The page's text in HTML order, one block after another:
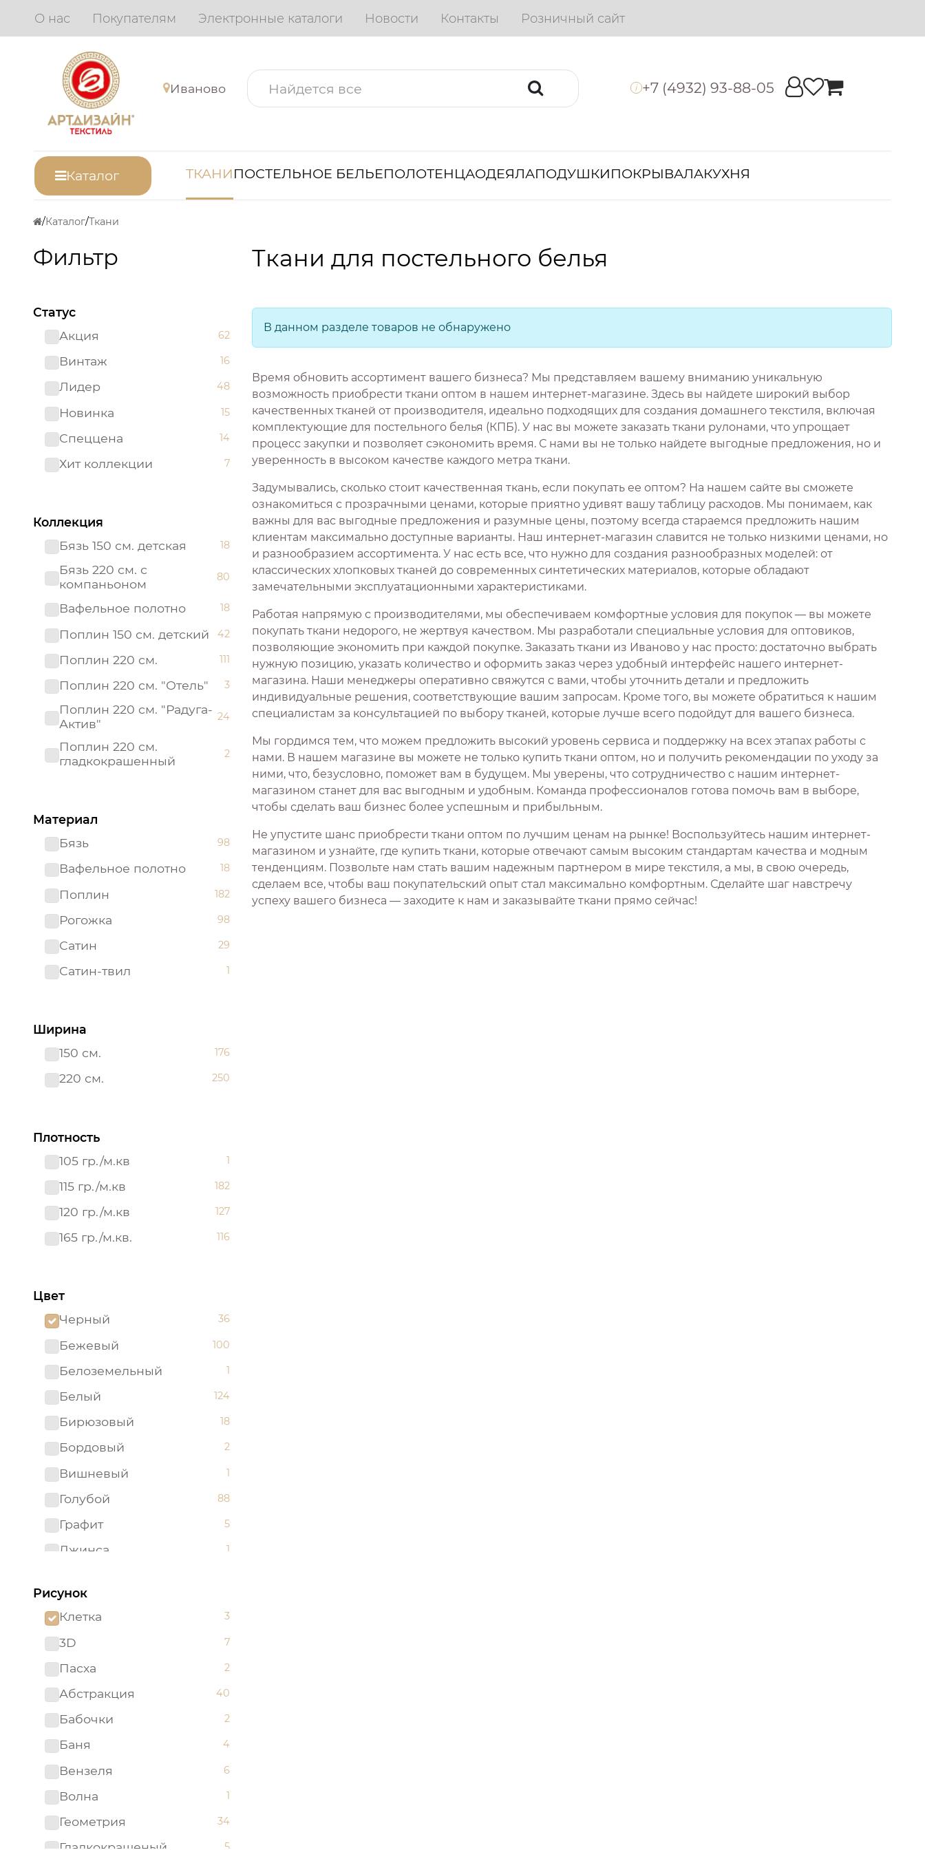
О нас Покупателям Электронные каталоги Новости Контакты Розничный сайт
Иваново i +7 (4932) 93-88-05
Каталог ТКАНИПОСТЕЛЬНОЕ БЕЛЬЕПОЛОТЕНЦАОДЕЯЛАПОДУШКИПОКРЫВАЛАКУХНЯ
Каталог Ткани
Фильтр
Статус
Акция
62
Винтаж 16
Лидер 48
Новинка 15
Спеццена 14
Хит коллекции 7
Коллекция
Бязь 150 см. детская
18
Бязь 220 см. с
компаньоном
80
Вафельное полотно 18
Поплин 150 см. детский 42
Поплин 220 см. 111
Поплин 220 см. "Отель" 3
Поплин 220 см. "Радуга-
Актив"
24
Поплин 220 см.
гладкокрашенный
2
Рогожка 150 см.
Сатин 220 см 19
Сатин 220 см.
гладкокрашенный
9
Сатин-твил 220 см 1
Материал
Бязь
98
Вафельное полотно 18
Поплин 182
Рогожка 98
Сатин 29
Сатин-твил 1
Ширина
150 см.
176
220 см. 250
Плотность
105 гр./м.кв
1
115 гр./м.кв 182
120 гр./м.кв 127
165 гр./м.кв. 116
Цвет
Черный
36
Бежевый 100
Белоземельный 1
Белый 124
Бирюзовый 18
Бордовый 2
Вишневый 1
Голубой 88
Графит 5
Джинса 1
Зеленый
Золотистый
Золотой
Изумрудный
Капучино
Коричневый
Красный
Ментоловый
Мятный
Оливковый
Рисунок
Клетка
3
3D 7
Пасха 2
Абстракция 40
Бабочки 2
Баня 4
Вензеля 6
Волна 1
Геометрия 34
Гладкокрашеный 5
Ткани для постельного белья
В данном разделе товаров не обнаружено
Время обновить ассортимент вашего бизнеса? Мы представляем вашему вниманию уникальную
возможность приобрести ткани оптом в нашем интернет-магазине. Здесь вы найдете широкий выбор
качественных тканей от производителя, идеально подходящих для создания домашнего текстиля, включая
комплектующие для постельного белья (КПБ). У нас вы можете заказать ткани рулонами, что упрощает
процесс закупки и позволяет сэкономить время. С нами вы не только найдете выгодные предложения, но и
уверенность в высоком качестве каждого метра ткани.
Задумывались, сколько стоит качественная ткань, если покупать ее оптом? На нашем сайте вы сможете
ознакомиться с прозрачными ценами, которые приятно удивят вашу таблицу расходов. Мы понимаем, как
важны для вас выгодные предложения и разумные цены, поэтому всегда стараемся предложить нашим
клиентам максимально доступные варианты. Наш интернет-магазин славится не только низкими ценами, но
и разнообразием ассортимента. У нас есть все, что нужно для создания разнообразных моделей: от
классических хлопковых тканей до современных синтетических материалов, которые обладают
замечательными эксплуатационными характеристиками.
Работая напрямую с производителями, мы обеспечиваем комфортные условия для покупок — вы можете
покупать ткани недорого, не жертвуя качеством. Мы разработали специальные условия для оптовиков,
позволяющие экономить при каждой покупке. Заказать ткани из Иваново у нас просто: достаточно выбрать
нужную позицию, указать количество и оформить заказ через удобный интерфейс нашего интернет-
магазина. Наши менеджеры оперативно свяжутся с вами, чтобы уточнить детали и предложить
индивидуальные решения, соответствующие вашим запросам. Кроме того, вы можете обратиться к нашим
специалистам за консультацией по выбору тканей, которые лучше всего подойдут для вашего бизнеса.
Мы гордимся тем, что можем предложить высокий уровень сервиса и поддержку на всех этапах работы с
нами. В нашем магазине вы можете не только купить ткани оптом, но и получить рекомендации по уходу за
ними, что, безусловно, поможет вам в будущем. Мы уверены, что сотрудничество с нашим интернет-
магазином станет для вас выгодным и удобным. Команда профессионалов готова помочь вам в выборе,
чтобы сделать ваш бизнес более успешным и прибыльным.
Не упустите шанс приобрести ткани оптом по лучшим ценам на рынке! Воспользуйтесь нашим интернет-
магазином и узнайте, где купить ткани, которые отвечают самым высоким стандартам качества и модным
тенденциям. Позвольте нам стать вашим надежным партнером в мире текстиля, а мы, в свою очередь,
сделаем все, чтобы ваш покупательский опыт стал максимально комфортным. Сделайте шаг навстречу
успеху вашего бизнеса — заходите к нам и заказывайте ткани прямо сейчас!